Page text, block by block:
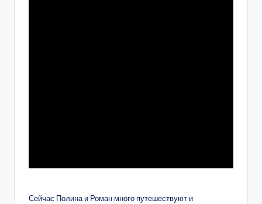
Сейчас Полина и Роман много путешествуют и